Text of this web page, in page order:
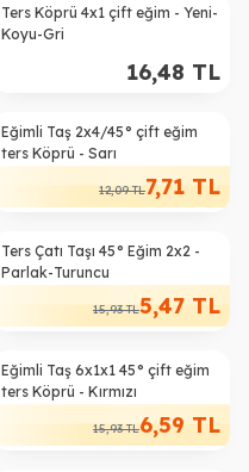
Ters Köprü 4x1 çift eğim - Yeni-
Koyu-Gri
16,48 TL
%36
Eğimli Taş 2x4/45° çift eğim
ters Köprü - Sarı
12,09TL7,71 TL
%66
Ters Çatı Taşı 45° Eğim 2x2 -
Parlak-Turuncu
15,93TL5,47 TL
%59
Eğimli Taş 6x1x1 45° çift eğim
ters Köprü - Kırmızı
15,93TL6,59 TL